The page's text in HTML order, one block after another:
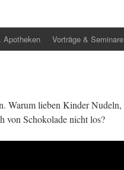
Apotheken Vorträge & Seminare
Warum lieben Kinder Nudeln,
von Schokolade nicht los?